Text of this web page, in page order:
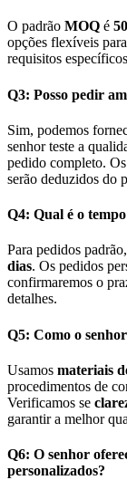
O padrão MOQ é
opções flexíveis
requisitos
Q3: Posso pedir
Sim, podemos
senhor teste a
pedido completo.
serão deduzidos do
Q4: Qual é o
Para pedidos
dias. Os pedidos
confirmaremos o
detalhes.
Q5: Como o
Usamos materiais
procedimentos de
Verificamos se
garantir a melhor
Q6: O senhor
personalizados?